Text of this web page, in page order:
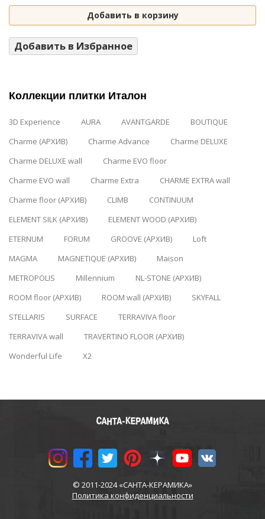
Добавить в корзину
Добавить в Избранное
Коллекции плитки Италон
3D Experience AURA AVANTGARDE
BOUTIQUE
Charme (АРХИВ)
Charme Advance
Charme DELUXE
Charme DELUXE wall
Charme EVO floor
Charme EVO wall
Charme Extra
CHARME EXTRA wall
Charme floor (АРХИВ)
CLIMB
CONTINUUM
ELEMENT SILK (АРХИВ)
ELEMENT WOOD (АРХИВ)
ETERNUM
FORUM GROOVE (АРХИВ)
Loft
MAGMA
MAGNETIQUE (АРХИВ)
Maison
METROPOLIS
Millennium
NL-STONE (АРХИВ)
ROOM floor (АРХИВ)
ROOM wall (АРХИВ)
SKYFALL
STELLARIS
SURFACE
TERRAVIVA floor
TERRAVIVA wall
TRAVERTINO FLOOR (АРХИВ)
Wonderful Life
X2
© 2011-2024 «САНТА-КЕРАМИКА»
Политика конфиденциальности